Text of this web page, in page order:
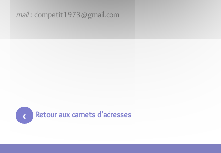
mail: dompetit1973@gmail.com
Retour aux carnets d'adresses